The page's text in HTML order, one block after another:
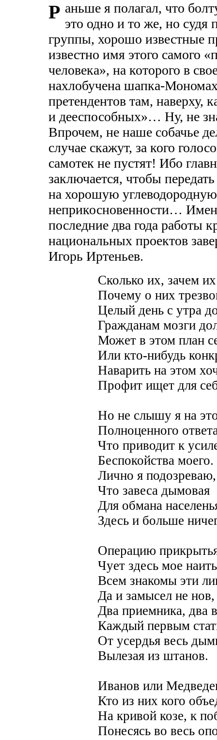
Р аньше я полагал, что
это одно и то же, но
группы, хорошо известные
известно имя этого самого
человека», на которого в
нахлобучена шапка-
претендентов там, наверху,
и дееспособных»… Ну, не
Впрочем, не наше собачье
случае скажут, за кого
самотек не пустят! Ибо
заключается, чтобы
на хорошую
неприкосновенности…
последние два года работы
национальных проектов
Игорь Иртеньев.
Сколько их, зачем
Почему о них
Целый день с утра
Гражданам мозги
Может в этом план
Или кто-нибудь
Наварить на этом
Профит ищет для
Но не слышу я на
Полноценного
Что приводит к
Беспокойства моего.
Лично я подозреваю,
Что завеса дымовая
Для обмана
Здесь и больше
Операцию
Чует здесь мое
Всем знакомы эти
Да и замысел не нов,
Два приемника, два
Каждый первым
От усердья весь
Вылезая из штанов.
Иванов или
Кто из них кого
На кривой козе, к
Понесясь во весь